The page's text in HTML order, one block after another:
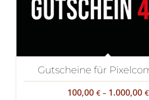
Gutscheine für
100,00€ – 1.000,00€